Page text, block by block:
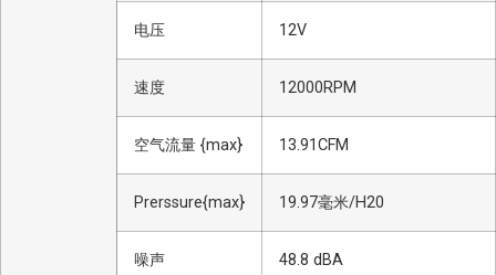
电压 12V
速度 12000RPM
空气流量 {max} 13.91CFM
Prerssure{max} 19.97毫米/H20
噪声 48.8 dBA